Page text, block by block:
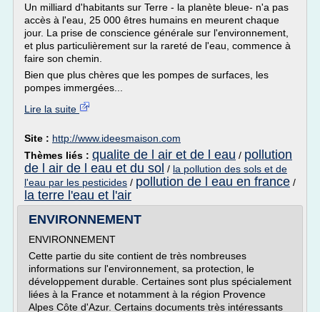
Un milliard d'habitants sur Terre - la planète bleue- n'a pas
accès à l'eau, 25 000 êtres humains en meurent chaque
jour. La prise de conscience générale sur l'environnement,
et plus particulièrement sur la rareté de l'eau, commence à
faire son chemin.
Bien que plus chères que les pompes de surfaces, les
pompes immergées...
Lire la suite
Site : http://www.ideesmaison.com
Thèmes liés : qualite de l air et de l eau / pollution
de l air de l eau et du sol / la pollution des sols et de
l'eau par les pesticides / pollution de l eau en france /
la terre l'eau et l'air
ENVIRONNEMENT
ENVIRONNEMENT
Cette partie du site contient de très nombreuses
informations sur l'environnement, sa protection, le
développement durable. Certaines sont plus spécialement
liées à la France et notamment à la région Provence
Alpes Côte d'Azur. Certains documents très intéressants